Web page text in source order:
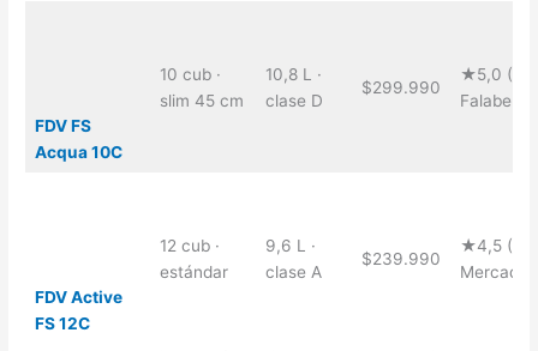
FDV FS
Acqua 10C
10 cub ·
slim 45 cm
10,8 L ·
clase D
$299.990
★5,0 (6,
Falabella)
FDV Active
FS 12C
12 cub ·
estándar
9,6 L ·
clase A
$239.990
★4,5 (26,
Mercado